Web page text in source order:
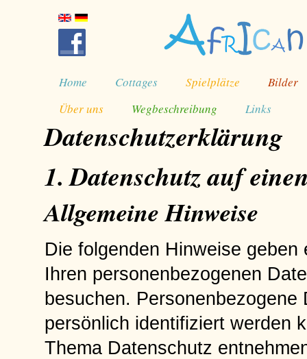
Home Cottages Spielplätze
Bilder
Über uns
Wegbeschreibung Links
Datenschutzerklärung
1. Datenschutz auf
Allgemeine Hinweise
Die folgenden Hinweise
Ihren personenbezogenen
besuchen.
persönlich identifiziert werden
Thema Datenschutz